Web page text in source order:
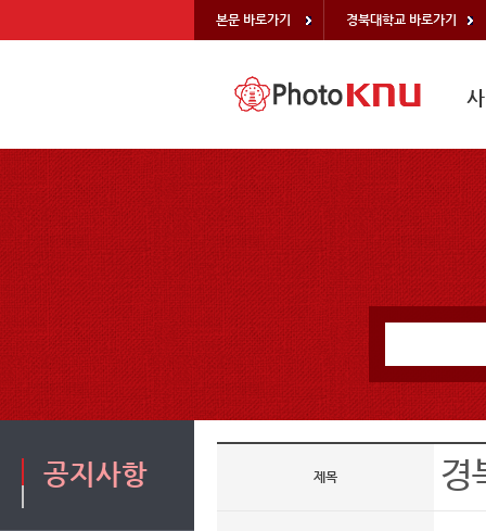
본문 바로가기 경북대학교 바로가기
공지사항 제목 경